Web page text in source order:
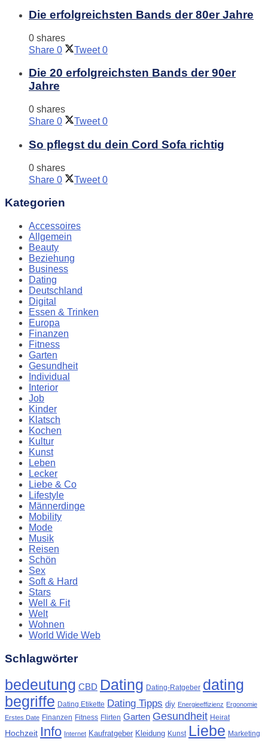
Die erfolgreichsten Bands der 80er Jahre
0 shares
Share 0 Tweet 0
Die 20 erfolgreichsten Bands der 90er
Jahre
0 shares
Share 0 Tweet 0
So pflegst du dein Cord Sofa richtig
0 shares
Share 0 Tweet 0
Kategorien
Accessoires
Allgemein
Beauty
Beziehung
Business
Dating
Deutschland
Digital
Essen & Trinken
Europa
Finanzen
Fitness
Garten
Gesundheit
Individual
Interior
Job
Kinder
Klatsch
Kochen
Kultur
Kunst
Leben
Lecker
Liebe & Co
Lifestyle
Männerdinge
Mobility
Mode
Musik
Reisen
Schön
Sex
Soft & Hard
Stars
Well & Fit
Welt
Wohnen
World Wide Web
Schlagwörter
bedeutung CBD Dating Dating-Ratgeber dating
begriffe Dating Etikette Dating Tipps diy Energieeffizienz Ergonomie
Erstes Date Finanzen Fitness Flirten Garten Gesundheit Heirat
Hochzeit Info Internet Kaufratgeber Kleidung Kunst Liebe Marketing